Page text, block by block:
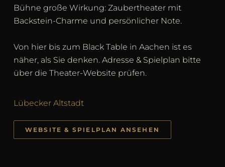
Bühne große Wirkung: Zaubertheater mit
Backstein-Charme und persönlicher Note.
Von hier bis zum Black Table in Aachen ist es
näher, als Sie denken. Adresse & Spielplan bitte
über die Theater-Website prüfen.
Lübecker Altstadt
WEBSITE & SPIELPLAN ANSEHEN